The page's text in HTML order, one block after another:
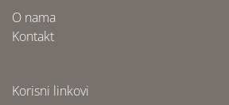
O nama
Kontakt
Korisni linkovi